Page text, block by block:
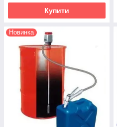
Купити
Новинка